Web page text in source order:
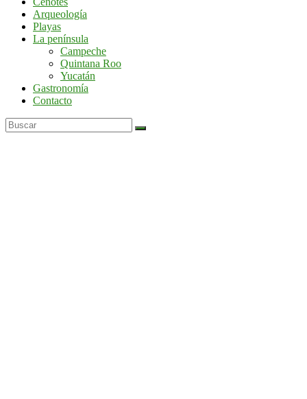
Yucatán
Arqueología
Playas
La península
Campeche
Quintana Roo
Yucatán
Gastronomía
Contacto